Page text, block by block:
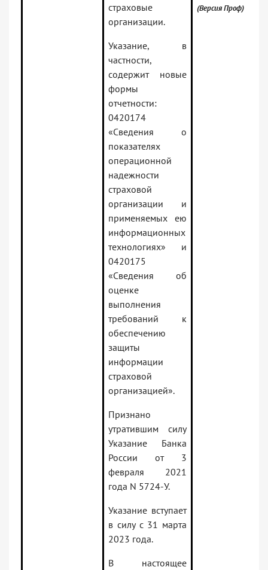
страховые
организации.
Указание, в
частности,
содержит новые
формы
отчетности:
0420174
«Сведения о
показателях
операционной
надежности
страховой
организации и
применяемых ею
информационных
технологиях» и
0420175
«Сведения об
оценке
выполнения
требований к
обеспечению
защиты
информации
страховой
организацией».
Признано
утратившим силу
Указание Банка
России от 3
февраля 2021
года N 5724-У.
Указание вступает
в силу с 31 марта
2023 года.
В настоящее
(Версия Проф)